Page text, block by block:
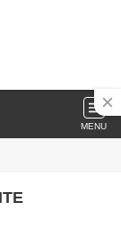
MENU